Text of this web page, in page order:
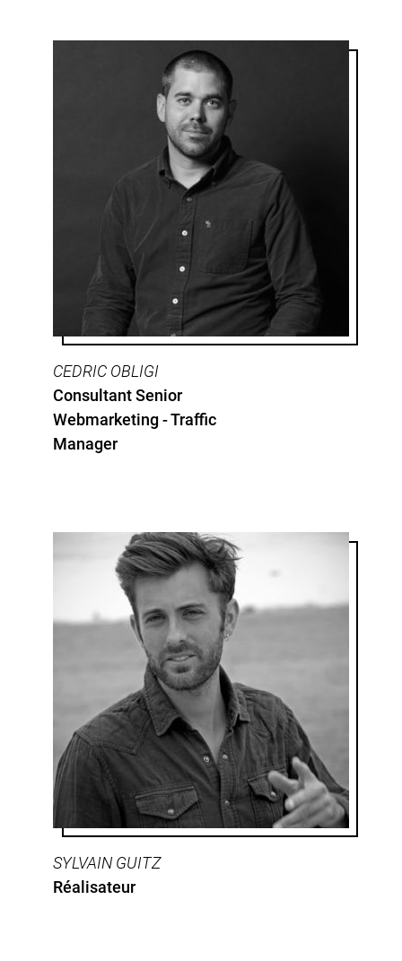
CEDRIC OBLIGI
Consultant Senior
Webmarketing - Traffic
Manager
SYLVAIN GUITZ
Réalisateur